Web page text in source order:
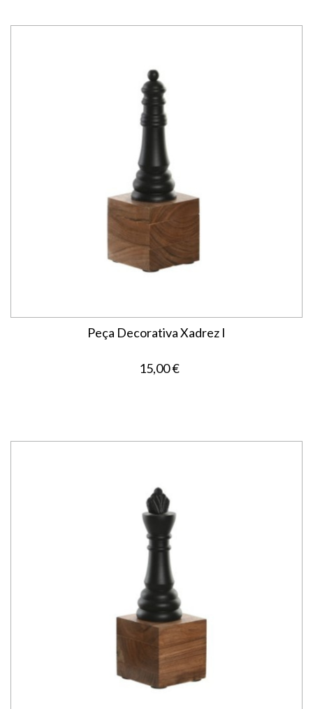
Peça Decorativa Xadrez I
15,00 €